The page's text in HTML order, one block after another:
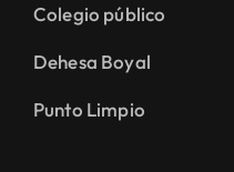
Colegio público
Dehesa Boyal
Punto Limpio